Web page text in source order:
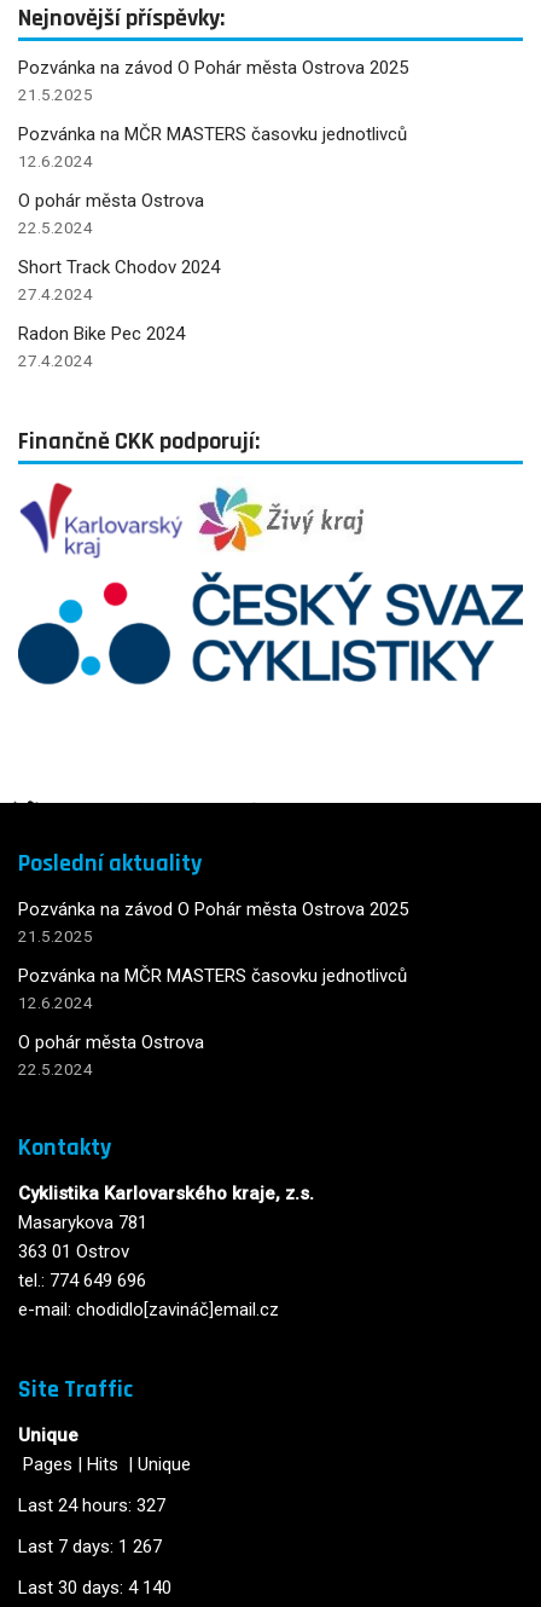
Nejnovější příspěvky:
Pozvánka na závod O Pohár města Ostrova 2025
21.5.2025
Pozvánka na MČR MASTERS časovku jednotlivců
12.6.2024
O pohár města Ostrova
22.5.2024
Short Track Chodov 2024
27.4.2024
Radon Bike Pec 2024
27.4.2024
Finančně CKK podporují:
Poslední aktuality
Pozvánka na závod O Pohár města Ostrova 2025
21.5.2025
Pozvánka na MČR MASTERS časovku jednotlivců
12.6.2024
O pohár města Ostrova
22.5.2024
Kontakty
Cyklistika Karlovarského kraje, z.s.
Masarykova 781
363 01 Ostrov
tel.: 774 649 696
e-mail: chodidlo[zavináč]email.cz
Site Traffic
Unique
Pages | Hits | Unique
Last 24 hours: 327
Last 7 days: 1 267
Last 30 days: 4 140